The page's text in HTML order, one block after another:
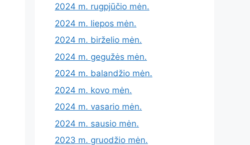
2024 m. rugpjūčio mėn.
2024 m. liepos mėn.
2024 m. birželio mėn.
2024 m. gegužės mėn.
2024 m. balandžio mėn.
2024 m. kovo mėn.
2024 m. vasario mėn.
2024 m. sausio mėn.
2023 m. gruodžio mėn.